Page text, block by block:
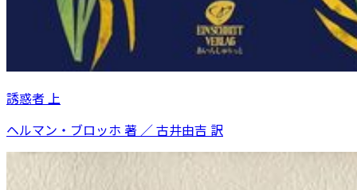
誘惑者 上
ヘルマン・ブロッホ 著 ／ 古井由吉 訳